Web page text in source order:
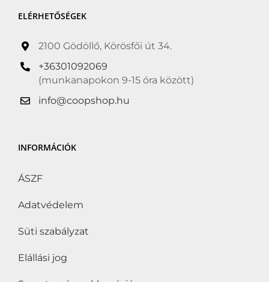
ELÉRHETŐSÉGEK
2100 Gödöllő, Körösfői út 34.
+36301092069
(munkanapokon 9-15 óra között)
info@coopshop.hu
INFORMÁCIÓK
ÁSZF
Adatvédelem
Süti szabályzat
Elállási jog